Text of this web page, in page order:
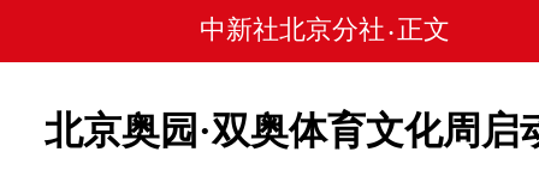
中新社北京分社 • 正文
北京奥园·双奥体育文化周启